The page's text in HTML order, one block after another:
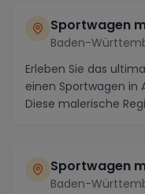
Sportwagen
Baden-
Erleben Sie das
einen Sportwagen
Diese malerische
Sportwagen
Baden-